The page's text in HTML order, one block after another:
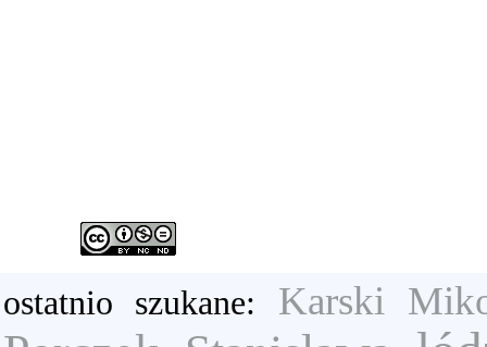
ostatnio szukane: Karski